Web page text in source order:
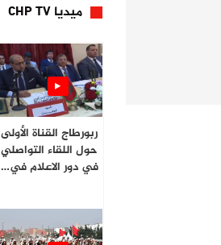
ميديا CHP TV
ربورطاج القناة الأولى
حول اللقاء التواصلي
في دور الاعلام في…